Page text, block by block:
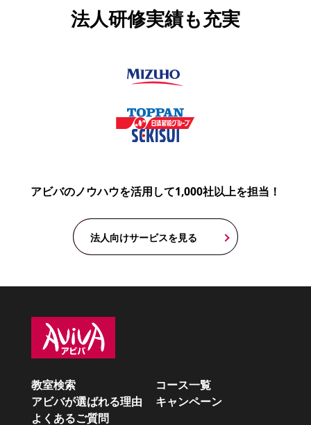
法人研修実績も充実
アビバのノウハウを活用して1,000社以上を担当！
法人向けサービスを見る
教室検索
コース一覧
アビバが選ばれる理由
キャンペーン
よくあるご質問